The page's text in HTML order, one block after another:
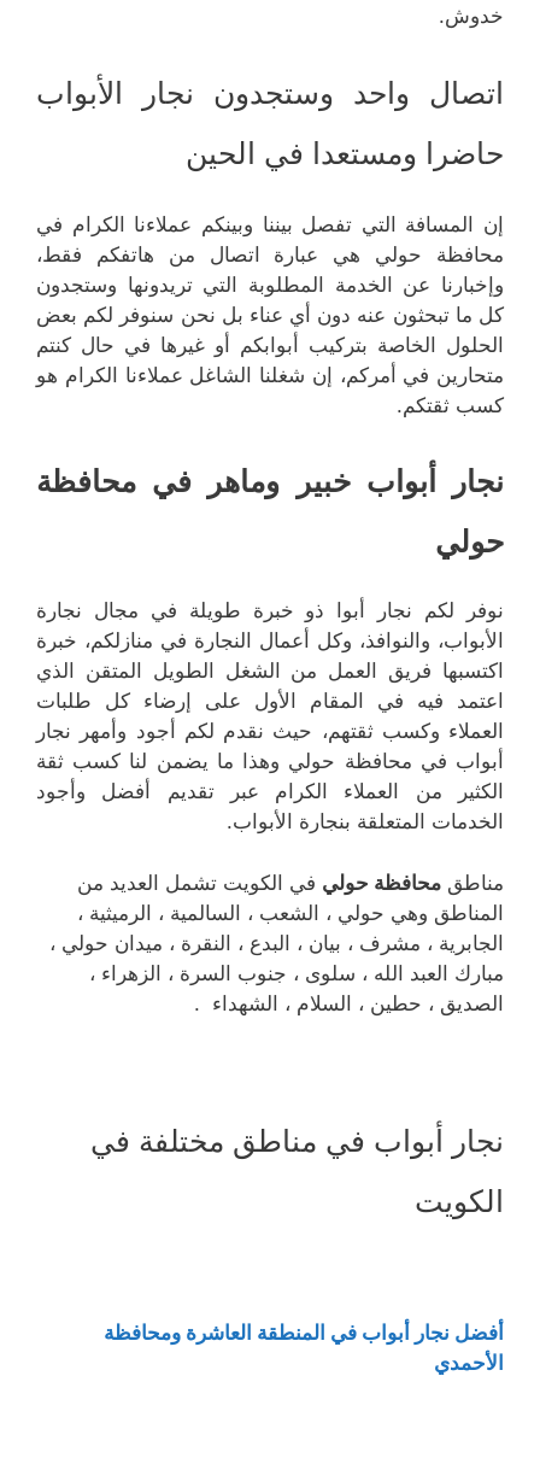
خدوش.
اتصال واحد وستجدون نجار الأبواب
حاضرا ومستعدا في الحين
إن المسافة التي تفصل بيننا وبينكم عملاءنا الكرام في
محافظة حولي هي عبارة اتصال من هاتفكم فقط،
وإخبارنا عن الخدمة المطلوبة التي تريدونها وستجدون
كل ما تبحثون عنه دون أي عناء بل نحن سنوفر لكم بعض
الحلول الخاصة بتركيب أبوابكم أو غيرها في حال كنتم
متحارين في أمركم، إن شغلنا الشاغل عملاءنا الكرام هو
كسب ثقتكم.
نجار أبواب خبير وماهر في محافظة
حولي
نوفر لكم نجار أبوا ذو خبرة طويلة في مجال نجارة
الأبواب، والنوافذ، وكل أعمال النجارة في منازلكم، خبرة
اكتسبها فريق العمل من الشغل الطويل المتقن الذي
اعتمد فيه في المقام الأول على إرضاء كل طلبات
العملاء وكسب ثقتهم، حيث نقدم لكم أجود وأمهر نجار
أبواب في محافظة حولي وهذا ما يضمن لنا كسب ثقة
الكثير من العملاء الكرام عبر تقديم أفضل وأجود
الخدمات المتعلقة بنجارة الأبواب.
مناطق محافظة حولي في الكويت تشمل العديد من
المناطق وهي حولي ، الشعب ، السالمية ، الرميثية ،
الجابرية ، مشرف ، بيان ، البدع ، النقرة ، ميدان حولي ،
مبارك العبد الله ، سلوى ، جنوب السرة ، الزهراء ،
الصديق ، حطين ، السلام ، الشهداء .
نجار أبواب في مناطق مختلفة في
الكويت
أفضل نجار أبواب في المنطقة العاشرة ومحافظة
الأحمدي